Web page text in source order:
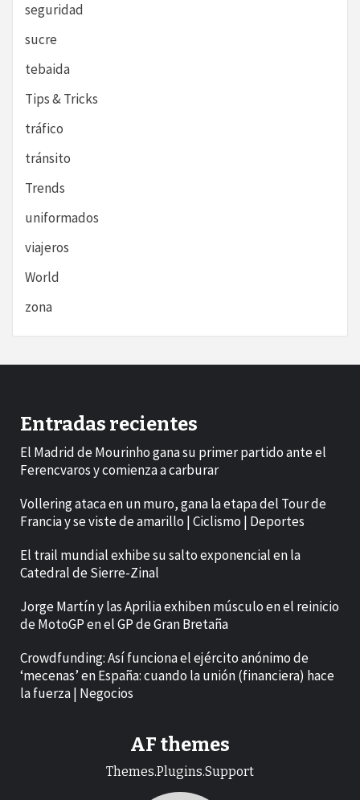
seguridad
sucre
tebaida
Tips & Tricks
tráfico
tránsito
Trends
uniformados
viajeros
World
zona
Entradas recientes
El Madrid de Mourinho gana su primer partido ante el
Ferencvaros y comienza a carburar
Vollering ataca en un muro, gana la etapa del Tour de
Francia y se viste de amarillo | Ciclismo | Deportes
El trail mundial exhibe su salto exponencial en la
Catedral de Sierre-Zinal
Jorge Martín y las Aprilia exhiben músculo en el reinicio
de MotoGP en el GP de Gran Bretaña
Crowdfunding: Así funciona el ejército anónimo de
‘mecenas’ en España: cuando la unión (financiera) hace
la fuerza | Negocios
AF themes
Themes.Plugins.Support